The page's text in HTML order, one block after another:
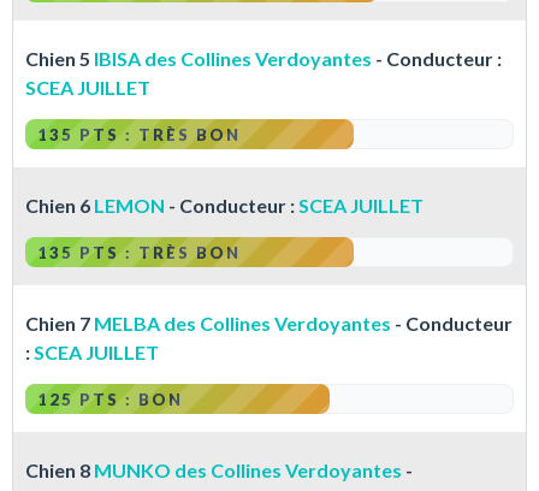
Chien 5 IBISA des Collines Verdoyantes - Conducteur :
SCEA JUILLET
135 PTS : TRÈS BON
Chien 6 LEMON - Conducteur :SCEA JUILLET
135 PTS : TRÈS BON
Chien 7 MELBA des Collines Verdoyantes - Conducteur
:SCEA JUILLET
125 PTS : BON
Chien 8 MUNKO des Collines Verdoyantes -